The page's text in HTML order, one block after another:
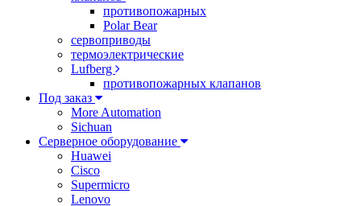
противопожарных
Polar Bear
сервоприводы
термоэлектрические
Lufberg
противопожарных клапанов
Под заказ
More Automation
Sichuan
Серверное оборудование
Huawei
Cisco
Supermicro
Lenovo